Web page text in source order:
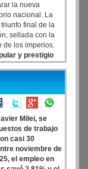
la nueva
nacional. La
final de la
sellada con la
de los imperios.
y prestigio
Milei, se
de trabajo
casi 30
noviembre de
el empleo en